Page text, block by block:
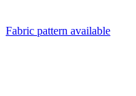
Fabric pattern available